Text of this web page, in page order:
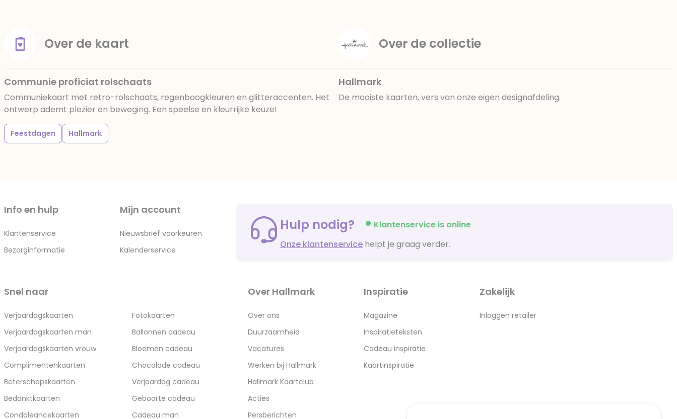
Over de kaart
Communie proficiat rolschaats
Communiekaart met retro-rolschaats, regenboogkleuren en glitteraccenten. Het
ontwerp ademt plezier en beweging. Een speelse en kleurrijke keuze!
Feestdagen Hallmark
Over de collectie
Hallmark
De mooiste kaarten, vers van onze eigen designafdeling.
Info en hulp
Klantenservice
Bezorginformatie
Mijn account
Nieuwsbrief voorkeuren
Kalenderservice
Hulp nodig?
Klantenservice is online
Onze klantenservice helpt je graag verder.
Snel naar
Verjaardagskaarten
Verjaardagskaarten man
Verjaardagskaarten vrouw
Complimentenkaarten
Beterschapskaarten
Bedanktkaarten
Condoleancekaarten
Fotokaarten
Ballonnen cadeau
Bloemen cadeau
Chocolade cadeau
Verjaardag cadeau
Geboorte cadeau
Cadeau man
Over Hallmark
Over ons
Duurzaamheid
Vacatures
Werken bij Hallmark
Hallmark Kaartclub
Acties
Persberichten
Inspiratie
Magazine
Inspiratieteksten
Cadeau inspiratie
Kaartinspiratie
Zakelijk
Inloggen retailer